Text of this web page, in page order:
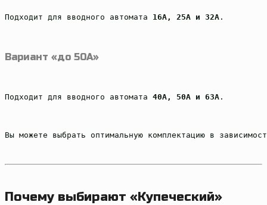
Подходит для вводного автомата 16А, 25А и 32А .
Вариант «до 50А»
Подходит для вводного автомата 40А, 50А и 63А .
Вы можете выбрать оптимальную комплектацию в
Почему выбирают «Купеческий»